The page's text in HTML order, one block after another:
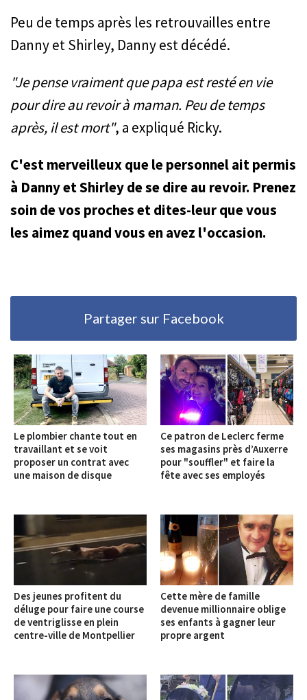
Peu de temps après les retrouvailles entre
Danny et Shirley, Danny est décédé.
"Je pense vraiment que papa est resté en vie
pour dire au revoir à maman. Peu de temps
après, il est mort", a expliqué Ricky.
C'est merveilleux que le personnel ait permis
à Danny et Shirley de se dire au revoir. Prenez
soin de vos proches et dites-leur que vous
les aimez quand vous en avez l'occasion.
Partager sur Facebook
Le plombier chante tout en
travaillant et se voit
proposer un contrat avec
une maison de disque
Ce patron de Leclerc ferme
ses magasins près d’Auxerre
pour "souffler" et faire la
fête avec ses employés
Des jeunes profitent du
déluge pour faire une course
de ventriglisse en plein
centre-ville de Montpellier
Cette mère de famille
devenue millionnaire oblige
ses enfants à gagner leur
propre argent